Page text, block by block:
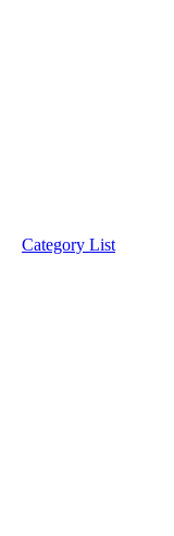
Category List